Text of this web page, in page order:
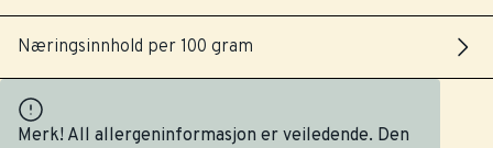
Næringsinnhold per 100 gram
Merk! All allergeninformasjon er veiledende. Den